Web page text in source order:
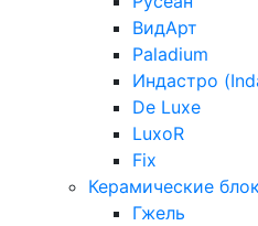
ВидАрт
Paladium
Индастро
De Luxe
LuxoR
Fix
Керамические
Гжель